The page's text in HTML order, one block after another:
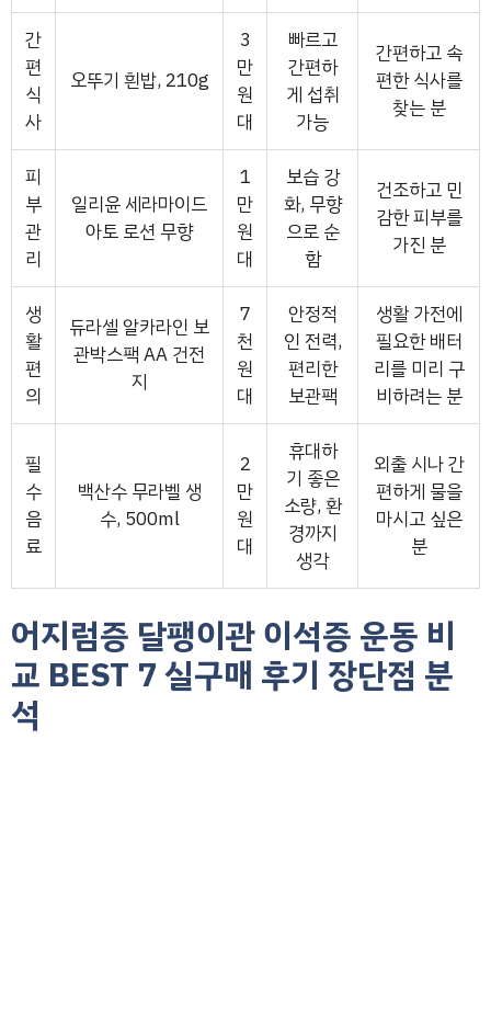
간
편
식
사
오뚜기 흰밥, 210g
3
만
원
대
빠르고
간편하
게 섭취
가능
간편하고 속
편한 식사를
찾는 분
피
부
관
리
일리윤 세라마이드
아토 로션 무향
1
만
원
대
보습 강
화, 무향
으로 순
함
건조하고 민
감한 피부를
가진 분
생
활
편
의
듀라셀 알카라인 보
관박스팩 AA 건전
지
7
천
원
대
안정적
인 전력,
편리한
보관팩
생활 가전에
필요한 배터
리를 미리 구
비하려는 분
필
수
음
료
백산수 무라벨 생
수, 500ml
2
만
원
대
휴대하
기 좋은
소량, 환
경까지
생각
외출 시나 간
편하게 물을
마시고 싶은
분
어지럼증 달팽이관 이석증 운동 비
교 BEST 7 실구매 후기 장단점 분
석